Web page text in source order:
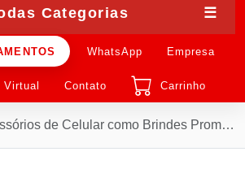
Categorias ☰
WhatsApp Empresa
Virtual Contato Carrinho
de Celular como Brindes Promocionais